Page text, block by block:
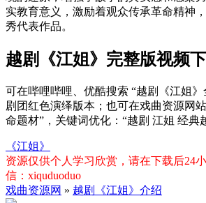
实教育意义，激励着观众传承革命精神
秀代表作品。
越剧《江姐》完整版视频
可在哔哩哔哩、优酷搜索 “越剧《江姐
剧团红色演绎版本；也可在戏曲资源网
命题材”，关键词优化：“越剧 江姐 经典
《江姐》
资源仅供个人学习欣赏，请在下载后24
信：xiquduoduo
戏曲资源网 » 越剧《江姐》介绍